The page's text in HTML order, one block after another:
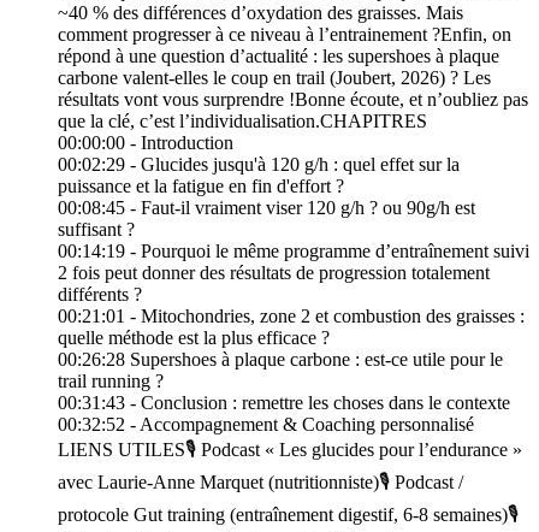
~40 % des différences d’oxydation des graisses. Mais
comment progresser à ce niveau à l’entrainement ?Enfin, on
répond à une question d’actualité : les supershoes à plaque
carbone valent-elles le coup en trail (Joubert, 2026) ? Les
résultats vont vous surprendre !Bonne écoute, et n’oubliez pas
que la clé, c’est l’individualisation.CHAPITRES
00:00:00 - Introduction
00:02:29 - Glucides jusqu'à 120 g/h : quel effet sur la
puissance et la fatigue en fin d'effort ?
00:08:45 - Faut-il vraiment viser 120 g/h ? ou 90g/h est
suffisant ?
00:14:19 - Pourquoi le même programme d’entraînement suivi
2 fois peut donner des résultats de progression totalement
différents ?
00:21:01 - Mitochondries, zone 2 et combustion des graisses :
quelle méthode est la plus efficace ?
00:26:28 Supershoes à plaque carbone : est-ce utile pour le
trail running ?
00:31:43 - Conclusion : remettre les choses dans le contexte
00:32:52 - Accompagnement & Coaching personnalisé
LIENS UTILES🎙️ Podcast « Les glucides pour l’endurance »
avec Laurie-Anne Marquet (nutritionniste)🎙️ Podcast /
protocole Gut training (entraînement digestif, 6-8 semaines)🎙️